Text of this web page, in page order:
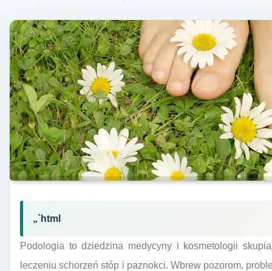
„`html
Podologia to dziedzina medycyny i kosmetologii
leczeniu schorzeń stóp i paznokci. Wbrew pozorom,